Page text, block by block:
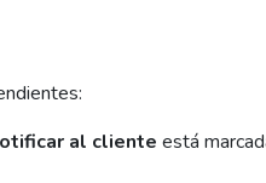
al cliente está